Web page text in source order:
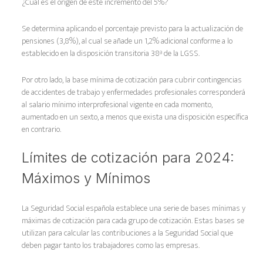
Se determina aplicando el porcentaje previsto para la actualización de
pensiones (3,8%), al cual se añade un 1,2% adicional conforme a lo
establecido en la disposición transitoria 38ª de la LGSS.
Por otro lado, la base mínima de cotización para cubrir contingencias
de accidentes de trabajo y enfermedades profesionales corresponderá
al salario mínimo interprofesional vigente en cada momento,
aumentado en un sexto, a menos que exista una disposición específica
en contrario.
Límites de cotización para 2024:
Máximos y Mínimos
La Seguridad Social española establece una serie de bases mínimas y
máximas de cotización para cada grupo de cotización. Estas bases se
utilizan para calcular las contribuciones a la Seguridad Social que
deben pagar tanto los trabajadores como las empresas.